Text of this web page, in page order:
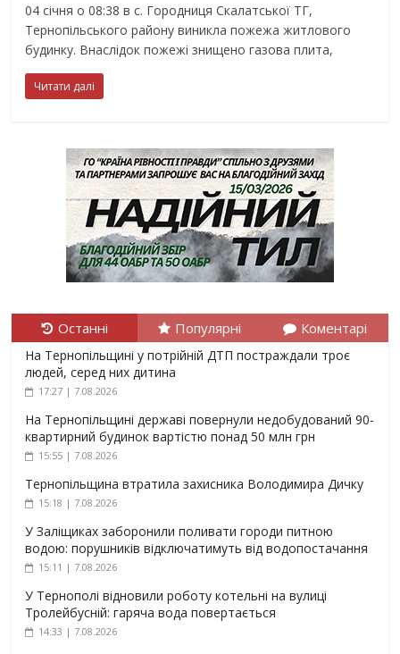
04 січня о 08:38 в с. Городниця Скалатської ТГ,
Тернопільського району виникла пожежа житлового
будинку. Внаслідок пожежі знищено газова плита,
Читати далі
Останні Популярні Коментарі
На Тернопільщині у потрійній ДТП постраждали троє
людей, серед них дитина
17:27 | 7.08.2026
На Тернопільщині державі повернули недобудований 90-
квартирний будинок вартістю понад 50 млн грн
15:55 | 7.08.2026
Тернопільщина втратила захисника Володимира Дичку
15:18 | 7.08.2026
У Заліщиках заборонили поливати городи питною
водою: порушників відключатимуть від водопостачання
15:11 | 7.08.2026
У Тернополі відновили роботу котельні на вулиці
Тролейбусній: гаряча вода повертається
14:33 | 7.08.2026